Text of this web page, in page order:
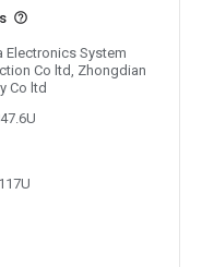
Electronics System
Co ltd, Zhongdian
Co ltd